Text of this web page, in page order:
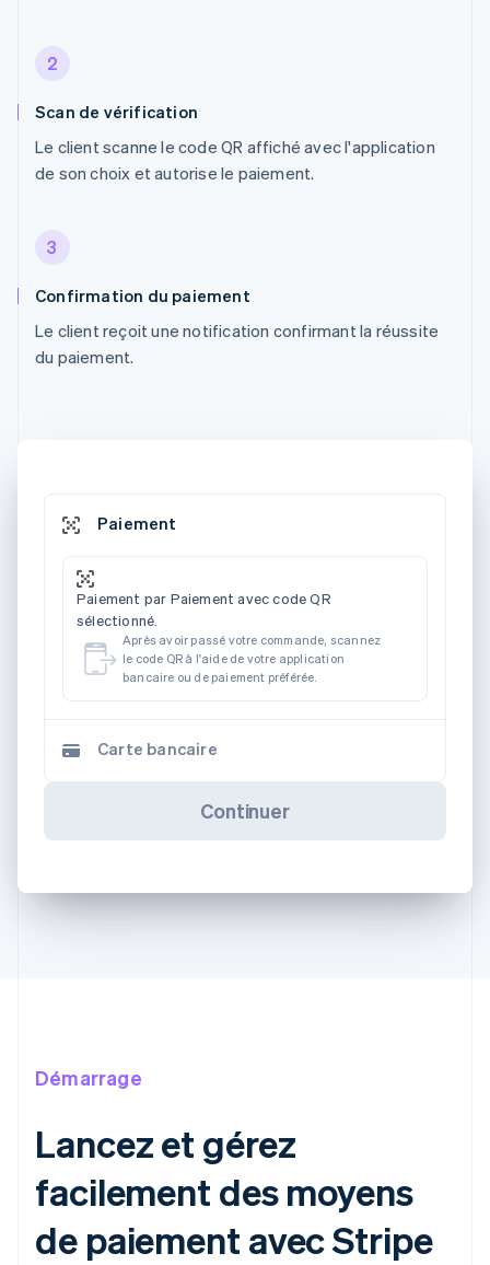
2
Scan de vérification
Le client scanne le code QR affiché avec l'application
de son choix et autorise le paiement.
3
Confirmation du paiement
Le client reçoit une notification confirmant la réussite
du paiement.
Paiement
Paiement par Paiement avec code QR
sélectionné.
Après avoir passé votre commande, scannez
le code QR à l'aide de votre application
bancaire ou de paiement préférée.
Carte bancaire
Continuer
Démarrage
Lancez et gérez
facilement des moyens
de paiement avec Stripe